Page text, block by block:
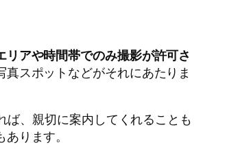
リアや時間帯でのみ撮影が許可さ
スポットなどがそれにあたりま
、親切に案内してくれることも
ります。